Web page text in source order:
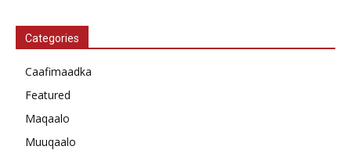
Categories
Caafimaadka
Featured
Maqaalo
Muuqaalo